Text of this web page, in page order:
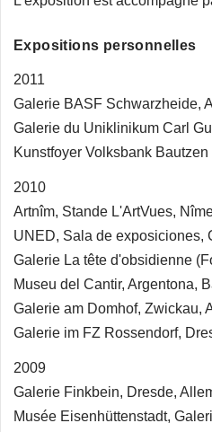
Expositions personnelles
2011
Galerie BASF Schwarzheide,
Galerie du Uniklinikum Carl
Kunstfoyer Volksbank
2010
Artnîm, Stande L'ArtVues,
UNED, Sala de exposiciones,
Galerie La tête d'obsidienne
Museu del Cantir, Argentona,
Galerie am Domhof, Zwickau,
Galerie im FZ Rossendorf,
2009
Galerie Finkbein, Dresde,
Musée Eisenhüttenstadt,